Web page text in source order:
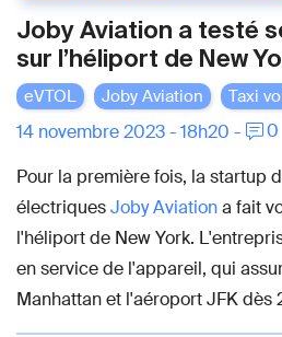
Joby Aviation a testé
sur l’héliport de New
eVTOL Joby Aviation Taxi
14 novembre 2023 - 18h20 -
0
Pour la première fois, la startup
électriquesJoby Aviationa fait
l'héliport de New York.
en service de l'appareil, qui
Manhattan et l'aéroport JFK dès